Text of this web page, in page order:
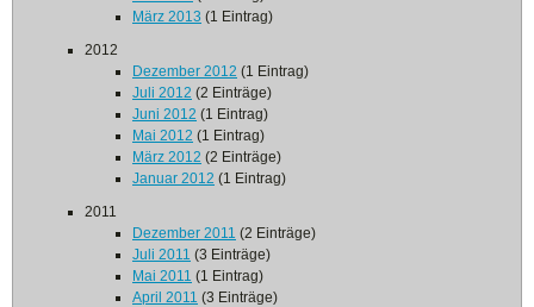
März 2013 (1 Eintrag)
2012
Dezember 2012 (1 Eintrag)
Juli 2012 (2 Einträge)
Juni 2012 (1 Eintrag)
Mai 2012 (1 Eintrag)
März 2012 (2 Einträge)
Januar 2012 (1 Eintrag)
2011
Dezember 2011 (2 Einträge)
Juli 2011 (3 Einträge)
Mai 2011 (1 Eintrag)
April 2011 (3 Einträge)